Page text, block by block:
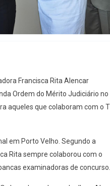
Francisca Rita Alencar
Ordem do Mérito Judiciário no
aqueles que colaboram com o
em Porto Velho. Segundo a
Rita sempre colaborou com o
examinadoras de concurso.